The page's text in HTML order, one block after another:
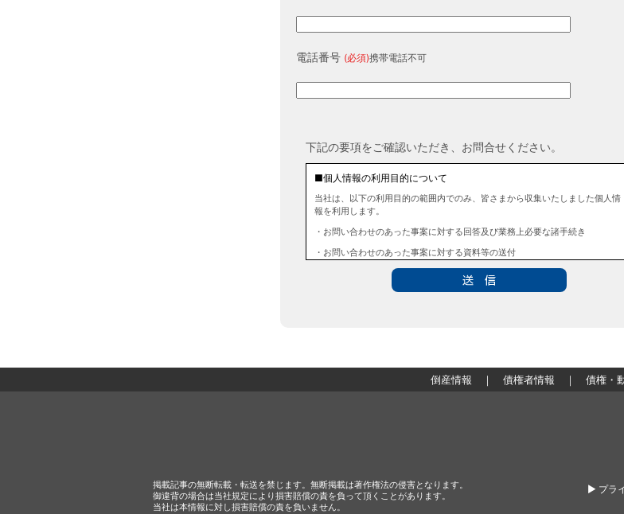
電話番号 (必須)携帯電話不可
下記の要項をご確認いただき、お問合せください。
■個人情報の利用目的について
当社は、以下の利用目的の範囲内でのみ、皆さまから収集いたしました個人情
報を利用します。
・お問い合わせのあった事案に対する回答及び業務上必要な諸手続き
・お問い合わせのあった事案に対する資料等の送付
個人情報のご提供は任意ですが、必要な個人情報をご提供いただけなかった場
合は、上記利用目的を達成できない場合がありますのでご了承ください。
受付方法は、本人確認資料（運転免許証、パスポート何れかのコピー）、「個
人情報取扱申請書」「委任状」（代理人による申請の場合のみ必要となりま
倒産情報 ｜ 債権者情報 ｜ 債権・
▶︎ プラ
掲載記事の無断転載・転送を禁じます。無断掲載は著作権法の侵害となります。
御違背の場合は当社規定により損害賠償の責を負って頂くことがあります。
当社は本情報に対し損害賠償の責を負いません。